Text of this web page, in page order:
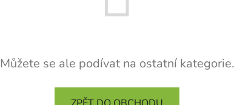
Můžete se ale podívat na ostatní kategorie.